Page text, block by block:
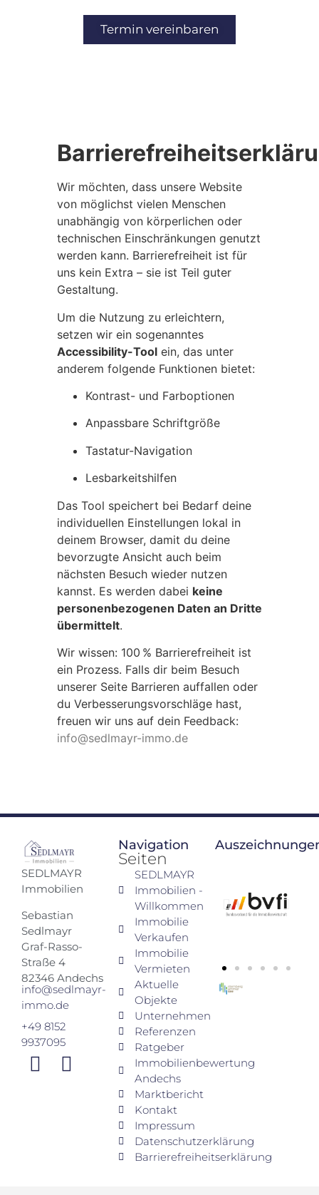
Termin vereinbaren
Wir möchten, dass unsere Website
von möglichst vielen Menschen
unabhängig von körperlichen oder
technischen Einschränkungen genutzt
werden kann. Barrierefreiheit ist für
uns kein Extra – sie ist Teil guter
Gestaltung.
Um die Nutzung zu erleichtern,
setzen wir ein sogenanntes
Accessibility-Tool ein, das unter
anderem folgende Funktionen bietet:
Kontrast- und Farboptionen
Anpassbare Schriftgröße
Tastatur-Navigation
Lesbarkeitshilfen
Das Tool speichert bei Bedarf deine
individuellen Einstellungen lokal in
deinem Browser, damit du deine
bevorzugte Ansicht auch beim
nächsten Besuch wieder nutzen
kannst. Es werden dabei keine
personenbezogenen Daten an Dritte
übermittelt.
Wir wissen: 100 % Barrierefreiheit ist
ein Prozess. Falls dir beim Besuch
unserer Seite Barrieren auffallen oder
du Verbesserungsvorschläge hast,
freuen wir uns auf dein Feedback:
info@sedlmayr-immo.de
SEDLMAYR
Immobilien
Sebastian
Sedlmayr
Graf-Rasso-
Straße 4
82346 Andechs
info@sedlmayr-
immo.de
+49 8152
9937095
Navigation
Seiten
SEDLMAYR
Immobilien -
Willkommen
Immobilie
Verkaufen
Immobilie
Vermieten
Aktuelle
Objekte
Unternehmen
Referenzen
Ratgeber
Immobilienbewertung
Andechs
Marktbericht
Kontakt
Impressum
Datenschutzerklärung
Barrierefreiheitserklärung